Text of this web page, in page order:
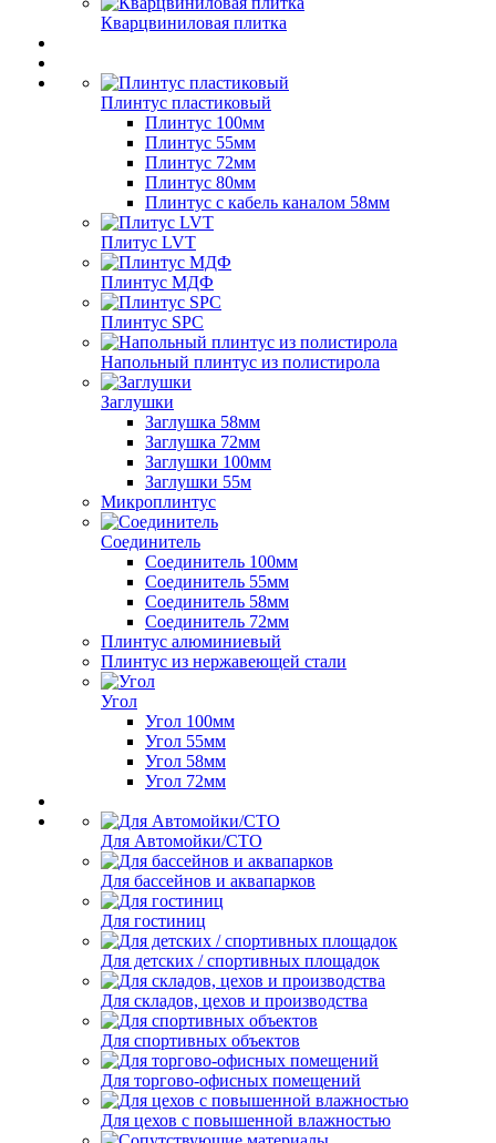
Кварцвиниловая плитка
Плинтус пластиковый
Плинтус 100мм
Плинтус 55мм
Плинтус 72мм
Плинтус 80мм
Плинтус с кабель каналом 58мм
Плитус LVT
Плинтус МДФ
Плинтус SPC
Напольный плинтус из полистирола
Заглушки
Заглушка 58мм
Заглушка 72мм
Заглушки 100мм
Заглушки 55м
Микроплинтус
Соединитель
Соединитель 100мм
Соединитель 55мм
Соединитель 58мм
Соединитель 72мм
Плинтус алюминиевый
Плинтус из нержавеющей стали
Угол
Угол 100мм
Угол 55мм
Угол 58мм
Угол 72мм
Для Автомойки/СТО
Для бассейнов и аквапарков
Для гостиниц
Для детских / спортивных площадок
Для складов, цехов и производства
Для спортивных объектов
Для торгово-офисных помещений
Для цехов с повышенной влажностью